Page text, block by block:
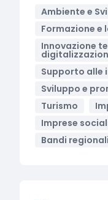
Ambiente e
Formazione e
Innovazione
Supporto alle
Sviluppo e
Turismo
Imprese
Bandi